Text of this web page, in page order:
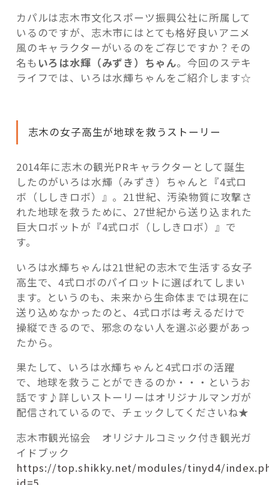
カパルは志木市文化スポーツ振興公社に所属して
いるのですが、志木市にはとても格好良いアニメ
風のキャラクターがいるのをご存じですか？その
名も いろは水輝（みずき）ちゃん。今回のステキ
ライフでは、いろは水輝ちゃんをご紹介します☆
志木の女子高生が地球を救うストーリー
2014年に志木の観光PRキャラクターとして誕生
したのがいろは水輝（みずき）ちゃんと『4式ロ
ボ（ししきロボ）』。21世紀、汚染物質に攻撃さ
れた地球を救うために、27世紀から送り込まれた
巨大ロボットが『4式ロボ（ししきロボ）』で
す。
いろは水輝ちゃんは21世紀の志木で生活する女子
高生で、4式ロボのパイロットに選ばれてしまい
ます。というのも、未来から生命体までは現在に
送り込めなかったのと、4式ロボは考えるだけで
操縦できるので、邪念のない人を選ぶ必要があっ
たから。
果たして、いろは水輝ちゃんと4式ロボの活躍
で、地球を救うことができるのか・・・というお
話です♪詳しいストーリーはオリジナルマンガが
配信されているので、チェックしてくださいね★
志木市観光協会 オリジナルコミック付き観光ガ
イドブック
https://top.shikky.net/modules/tinyd4/